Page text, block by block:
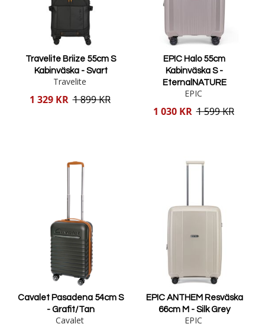
Travelite Briize 55cm S
Kabinväska - Svart
Travelite
Reducerat
1 329 KR 1 899 KR
EPIC Halo 55cm
Kabinväska S -
EternalNATURE
EPIC
Reducerat
1 030 KR 1 599 KR
Cavalet Pasadena 54cm S
- Grafit/Tan
Cavalet
EPIC ANTHEM Resväska
66cm M - Silk Grey
EPIC